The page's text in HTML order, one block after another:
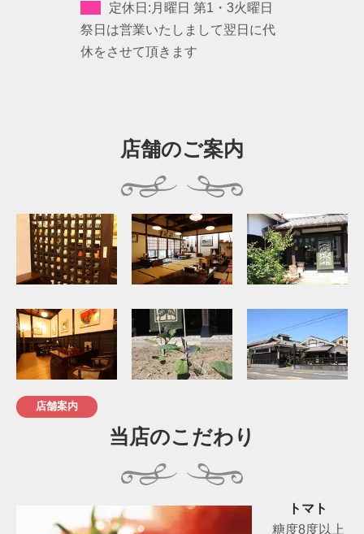
定休日:月曜日 第1・3火曜日
祭日は営業いたしまして翌日に代
休をさせて頂きます
店舗のご案内
店舗案内
当店のこだわり
トマト
糖度8度以上